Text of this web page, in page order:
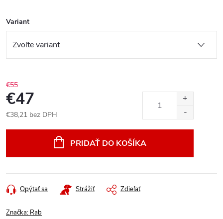
Variant
€55
€47
€38,21 bez DPH
PRIDAŤ DO KOŠÍKA
Opýtať sa Strážiť Zdieľať
Značka: Rab